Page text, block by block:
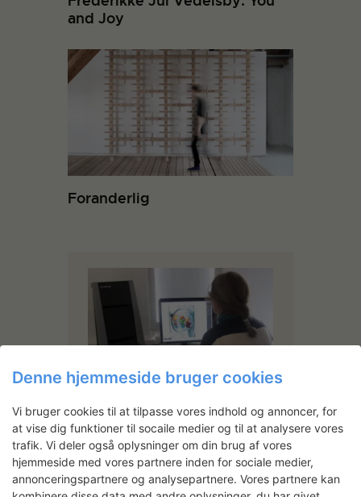
and Joy
Foranderlig
Agneta Werner
Agneta Werner er uddannet ved
Det Kgl. Danske Kunstakademi.
Hun har udstillet i både ind- og
udland og har bl.a. været
Denne hjemmeside bruger cookies
Vi bruger cookies til at tilpasse vores indhold og annoncer, for
at vise dig funktioner til socaile medier og til at analysere vores
trafik. Vi deler også oplysninger om din brug af vores
hjemmeside med vores partnere inden for sociale medier,
annonceringspartnere og analysepartnere. Vores partnere kan